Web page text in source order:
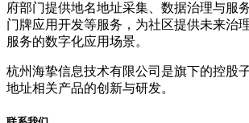
府部门提供地名地址采集、数据治理与服
门牌应用开发等服务，为社区提供未来治
服务的数字化应用场景。
杭州海挚信息技术有限公司是旗下的控股
地址相关产品的创新与研发。